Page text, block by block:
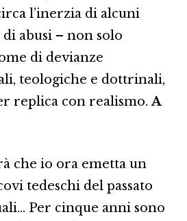
l’inerzia di alcuni
abusi – non solo
di devianze
teologiche e dottrinali,
replica con realismo.A
che io ora emetta un
tedeschi del passato
Per cinque anni sono